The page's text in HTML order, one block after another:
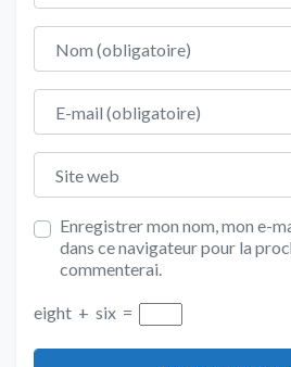
Nom
E-mail
Site web
Enregistrer mon nom, mon e-
dans ce navigateur pour la
commenterai.
eight + six =